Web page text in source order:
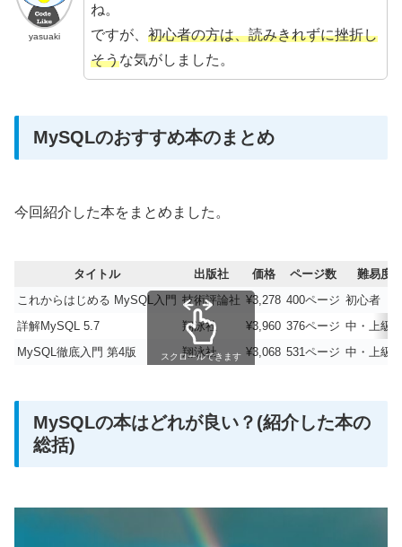
yasuaki
ね。
ですが、 初心者の方は、読みきれずに挫折し
そうな気がしました。
MySQLのおすすめ本のまとめ
今回紹介した本をまとめました。
タイトル 出版社 価格 ページ数
難易度
これからはじめる MySQL入門 技術評論社 ¥3,278 400ページ 初心者
詳解MySQL 5.7
翔泳社 ¥3,960 376ページ 中・上級
MySQL徹底入門 第4版
翔泳社 ¥3,068 531ページ 中・上級
スクロールできます
MySQLの本はどれが良い？(紹介した本の
総括)